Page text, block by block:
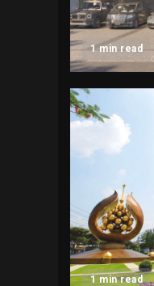
1 min read
1 min read